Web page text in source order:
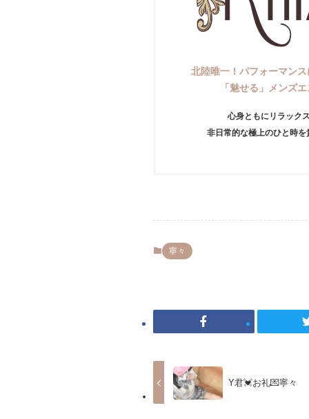
北陸唯一！パフォーマン
「魅せる」メンズ
心身ともにリラック
非日常的な極上のひと時
寧々
Y君💓お礼💌寧々